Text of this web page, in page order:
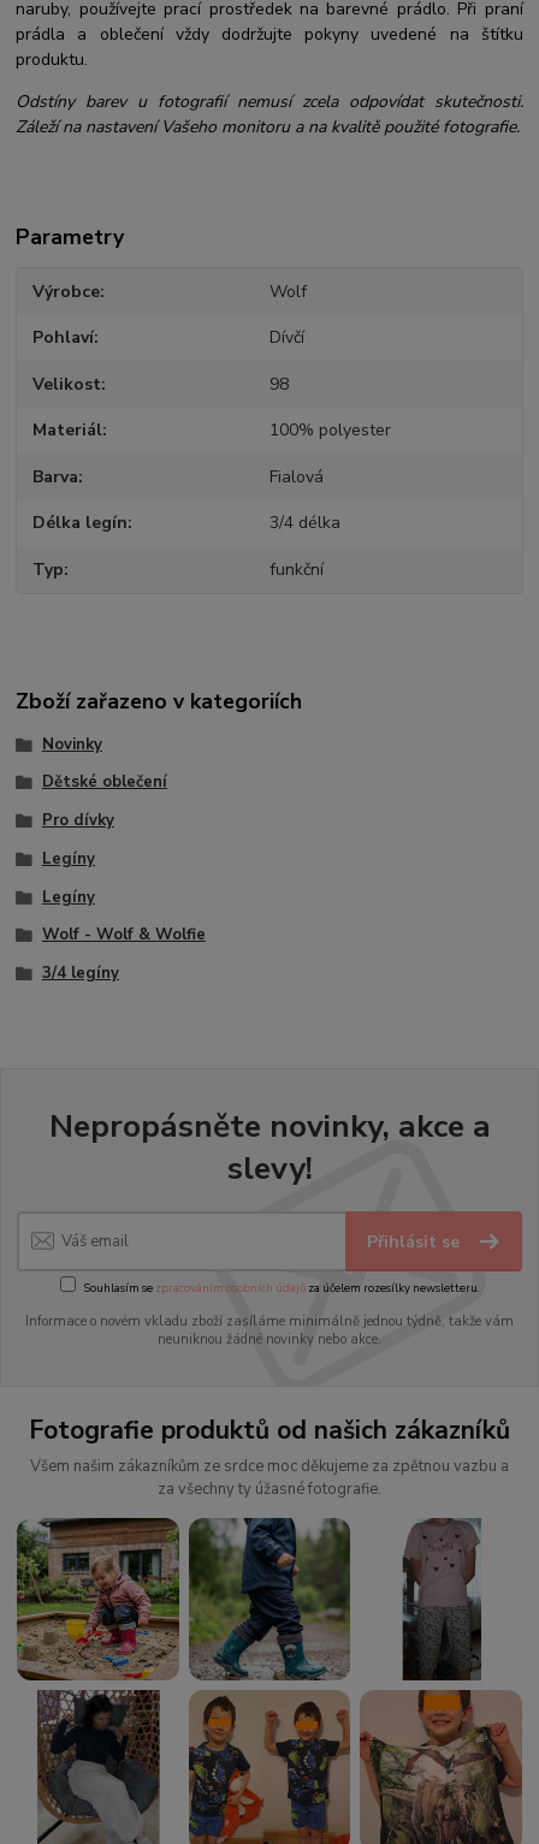
naruby, používejte prací prostředek na barevné prádlo. Při praní
prádla a oblečení vždy dodržujte pokyny uvedené na štítku
produktu.
Odstíny barev u fotografií nemusí zcela odpovídat skutečnosti.
Záleží na nastavení Vašeho monitoru a na kvalitě použité fotografie.
Parametry
Výrobce Wolf
Pohlaví Dívčí
Velikost 98
Materiál 100% polyester
Barva Fialová
Délka legín 3/4 délka
Typ funkční
Zboží zařazeno v kategoriích
Novinky
Dětské oblečení
Pro dívky
Legíny
Legíny
Wolf - Wolf & Wolfie
3/4 legíny
Nepropásněte novinky, akce a
slevy!
Přihlásit se
Souhlasím se zpracováním osobních údajůza účelem rozesílky newsletteru.
Informace o novém vkladu zboží zasíláme minimálně jednou týdně, takže vám
neuniknou žádné novinky nebo akce.
Fotografie produktů od našich zákazníků
Všem našim zákazníkům ze srdce moc děkujeme za zpětnou vazbu a
za všechny ty úžasné fotografie.